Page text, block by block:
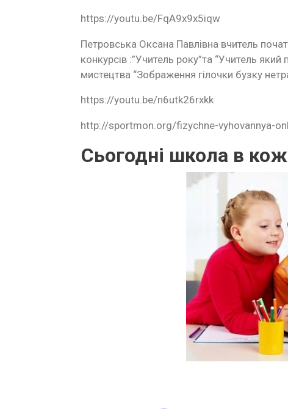
https://youtu.be/FqA9x9x5iqw
Петровська Оксана Павлівна вчитель
конкурсів :”Учитель року”та “Учитель
мистецтва “Зображення гілочки бузку
https://youtu.be/n6utk26rxkk
http://sportmon.org/fizychne-vyhovannya-
Сьогодні школа в